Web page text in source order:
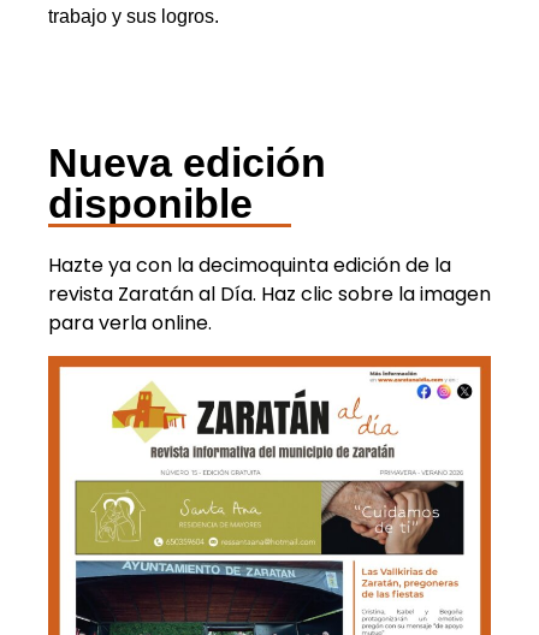
trabajo y sus logros.
Nueva edición
disponible
Hazte ya con la decimoquinta edición de la
revista Zaratán al Día. Haz clic sobre la imagen
para verla online.